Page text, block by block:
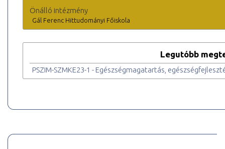
Önálló intézmény
Gál Ferenc Hittudományi Főiskola
Legutóbb
PSZIM-SZMKE23-1 - Egészségmagatartás,